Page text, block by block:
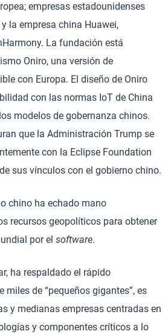
empresas estadounidenses
la empresa china Huawei,
La fundación está
Oniro, una versión de
con Europa. El diseño de Oniro
con las normas IoT de China
modelos de gobernanza chinos.
que la Administración Trump se
con la Eclipse Foundation
sus vínculos con el gobierno chino.
chino ha echado mano
recursos geopolíticos para obtener
por el software.
ha respaldado el rápido
miles de “pequeños gigantes”, es
y medianas empresas centradas en
y componentes críticos a lo